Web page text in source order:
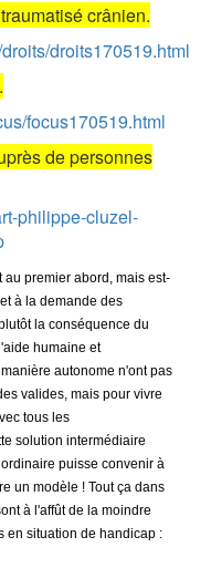
crânien.
droits170519.html
focus170519.html
de personnes
philippe-cluzel-
premier abord, mais est-
à la demande des
la conséquence du
humaine et
autonome n'ont pas
valides, mais pour vivre
tous les
solution intermédiaire
puisse convenir à
un modèle ! Tout ça dans
à l'affût de la moindre
en situation de handicap :